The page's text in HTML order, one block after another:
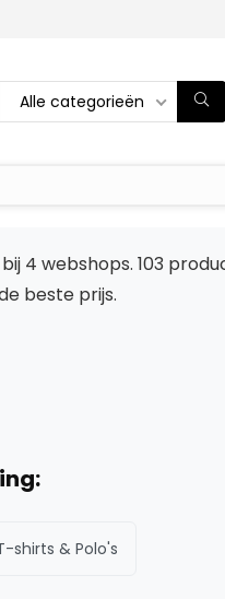
Alle categorieën
4 webshops. 103
beste prijs.
shirts & Polo's